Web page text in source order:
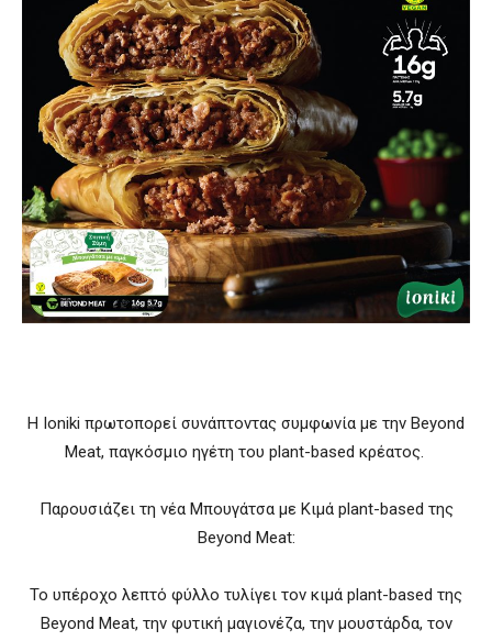
Η Ioniki πρωτοπορεί συνάπτοντας συμφωνία με την Beyond
Meat, παγκόσμιο ηγέτη του plant-based κρέατος.
Παρουσιάζει τη νέα Μπουγάτσα με Κιμά plant-based της
Beyond Meat:
Το υπέροχο λεπτό φύλλο τυλίγει τον κιμά plant-based της
Beyond Meat, την φυτική μαγιονέζα, την μουστάρδα, τον